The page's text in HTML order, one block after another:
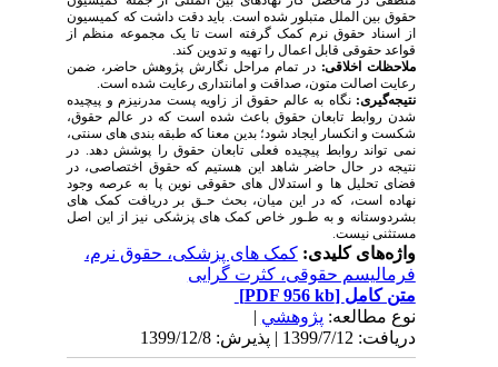
حقوق بین­ الملل متبلور شده است. باید دقت داشت که کمیسیون
از اسناد حقوق نرم کمک گرفته است تا یک مجموعه منظم از
قواعد حقوقی قابل اعمال را تهیه و تدوین کند.
ملاحظات اخلاقی:در تمام مراحل نگارش پژوهش حاضر، ضمن
رعایت اصالت متون، صداقت و امانت­داری رعایت شده است.
نتیجه‌گیری: نگاه به عالم حقوق از زاویه پست ­مدرنیزم و پیچیده
شدن روابط تابعان حقوق باعث شده است که در عالم حقوق،
شکست و انکسار ایجاد شود؛ بدین معنا که طبقه بندی­ های سنتی،
نمی­ تواند روابط پیچیده فعلی تابعان حقوق را پوشش دهد. در
نتیجه در حال حاضر شاهد این هستیم که حقوق اختصاصی، در
فضای تحلیل­ ها و استدلال­ های حقوقی نوین پا به عرصه وجود
نهاده است، که در این میان، بحث حـق بر دریافت کمک­ های
بشردوستانه و به طـور خاص کمک­ های پزشکی نیز از این اصل
مستثنی نیست.
واژه‌های کلیدی:کمک های پزشکی، حقوق نرم،
فرمالیسم حقوقی، کثرت گرایی
متن کامل[PDF 956 kb]
نوع مطالعه:پژوهشي|
دریافت: 1399/7/12 | پذیرش: 1399/12/8